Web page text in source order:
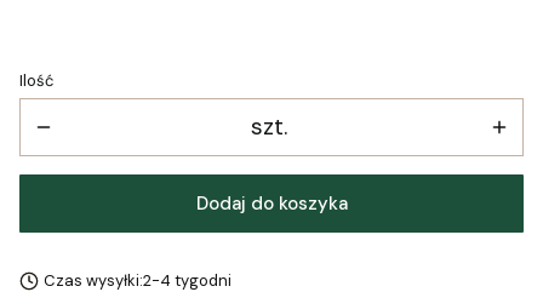
Ilość
szt.
Dodaj do koszyka
Czas wysyłki:2-4 tygodni